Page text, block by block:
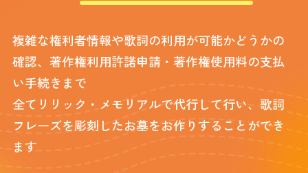
複雑な権利者情報や歌詞の利用が可能かどうかの
確認、著作権利用許諾申請・著作権使用料の支払
い手続きまで
全てリリック・メモリアルで代行して行い、歌詞
フレーズを彫刻したお墓をお作りすることができ
ます